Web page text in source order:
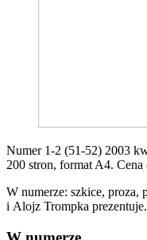
Numer 1-2 (51-52) 2003
200 stron, format A4. Cena
W numerze: szkice, proza,
i Alojz Trompka prezentuje.